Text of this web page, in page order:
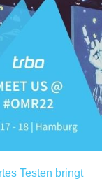
Testen bringt